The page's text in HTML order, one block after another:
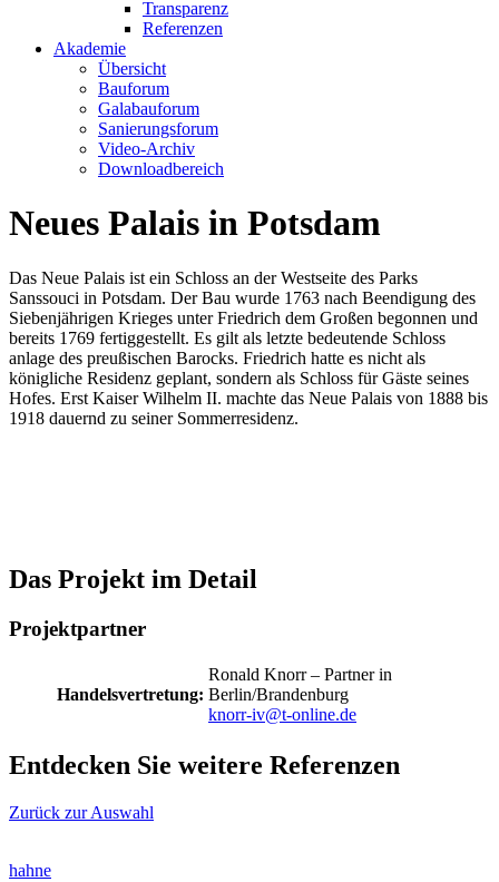
Transparenz
Referenzen
Akademie
Übersicht
Bauforum
Galabauforum
Sanierungsforum
Video-Archiv
Downloadbereich
Neues Palais in Potsdam
Das Neue Palais ist ein Schloss an der Westseite des Parks
Sanssouci in Potsdam. Der Bau wurde 1763 nach Beendigung des
Siebenjährigen Krieges unter Friedrich dem Großen begonnen und
bereits 1769 fertiggestellt. Es gilt als letzte bedeutende Schloss
anlage des preußischen Barocks. Friedrich hatte es nicht als
königliche Residenz geplant, sondern als Schloss für Gäste seines
Hofes. Erst Kaiser Wilhelm II. machte das Neue Palais von 1888 bis
1918 dauernd zu seiner Sommerresidenz.
Das Projekt im Detail
Projektpartner
Handelsvertretung:
Ronald Knorr – Partner in
Berlin/Brandenburg
knorr-iv@t-online.de
Entdecken Sie weitere Referenzen
Zurück zur Auswahl
hahne